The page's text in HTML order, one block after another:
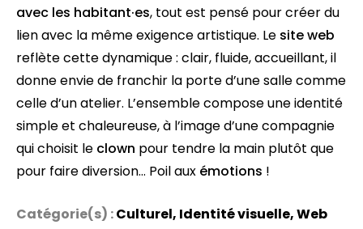
avec les habitant·es, tout est pensé pour créer du
lien avec la même exigence artistique. Le site web
reflète cette dynamique : clair, fluide, accueillant, il
donne envie de franchir la porte d’une salle comme
celle d’un atelier. L’ensemble compose une identité
simple et chaleureuse, à l’image d’une compagnie
qui choisit le clown pour tendre la main plutôt que
pour faire diversion… Poil aux émotions !
Catégorie(s) :Culturel, Identité visuelle,Web